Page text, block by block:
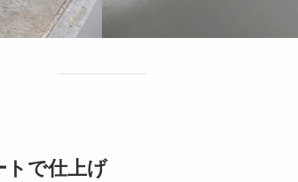
トで仕上げ